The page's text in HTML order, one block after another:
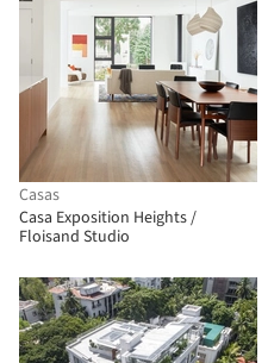
Casas
Casa Exposition Heights /
Floisand Studio